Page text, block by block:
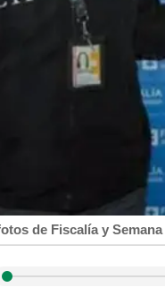
de Fiscalía y Semana